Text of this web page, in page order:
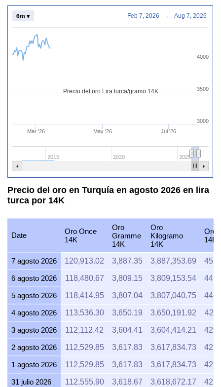
Precio del oro Lira turca/gramo 14K
Mar '26 May '26 Jul '26
2015 2020 2025
3500
4000
3000
6m ▾ Feb 7, 2026 → Aug 7, 2026
Precio del oro en Turquía en agosto 2026 en lira
turca por 14K
Date
Oro Once
14K
Oro
Gramme
14K
Oro
Kilogramo
14K
Oro
14K
7 agosto 2026 120,913.02 3,887.35 3,887,353.69
6 agosto 2026 118,480.67 3,809.15 3,809,153.54
5 agosto 2026 118,414.95 3,807.04 3,807,040.75
4 agosto 2026 113,536.30 3,650.19 3,650,191.92
3 agosto 2026 112,112.42 3,604.41 3,604,414.21
2 agosto 2026 112,529.85 3,617.83 3,617,834.73
1 agosto 2026 112,529.85 3,617.83 3,617,834.73
31 julio 2026 112,555.90 3,618.67 3,618,672.17